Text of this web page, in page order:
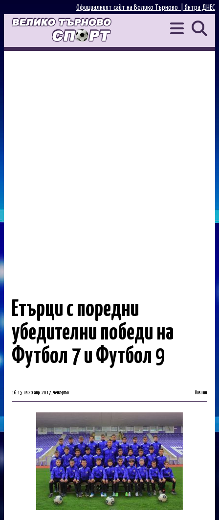
Янтра ДНЕС
Официалният сайт на Велико Търново |
Етърци с поредни
убедителни победи на
Футбол 7 и Футбол 9
16:15 на 20 апр. 2017, четвъртък Новини